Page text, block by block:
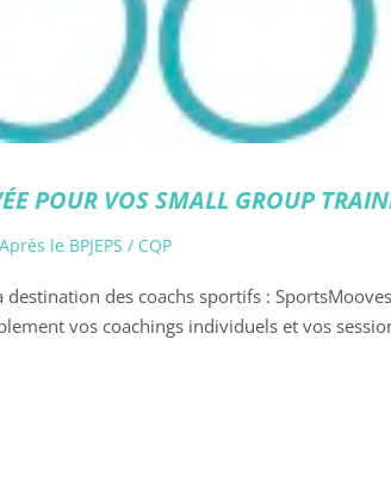
POUR VOS SMALL GROUP
Après le BPJEPS / CQP
destination des coachs sportifs :
vos coachings individuels et vos